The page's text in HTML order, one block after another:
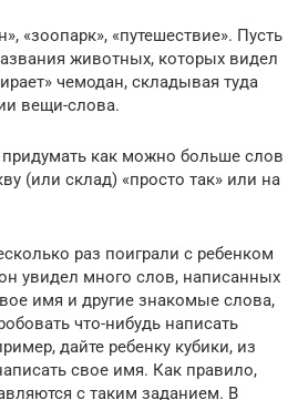
«зоопарк», «путешествие». Пусть
животных, которых видел
чемодан, складывая туда
вещи-слова.
как можно больше слов
(или склад) «просто так» или на
раз поиграли с ребенком
увидел много слов, написанных
имя и другие знакомые слова,
что-нибудь написать
дайте ребенку кубики, из
свое имя. Как правило,
с таким заданием. В